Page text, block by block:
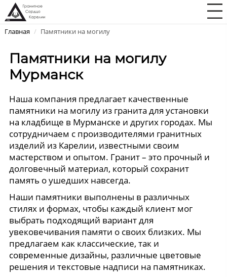
Главная / Памятники на могилу
Памятники на могилу
Мурманск
Наша компания предлагает качественные
памятники на могилу из гранита для установки
на кладбище в Мурманске и других городах. Мы
сотрудничаем с производителями гранитных
изделий из Карелии, известными своим
мастерством и опытом. Гранит – это прочный и
долговечный материал, который сохранит
память о ушедших навсегда.
Наши памятники выполнены в различных
стилях и формах, чтобы каждый клиент мог
выбрать подходящий вариант для
увековечивания памяти о своих близких. Мы
предлагаем как классические, так и
современные дизайны, различные цветовые
решения и текстовые надписи на памятниках.